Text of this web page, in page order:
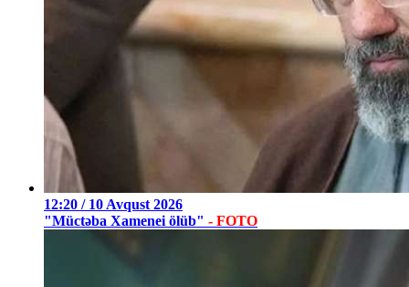
12:20 / 10 Avqust 2026
"Müctəba Xamenei ölüb" - FOTO